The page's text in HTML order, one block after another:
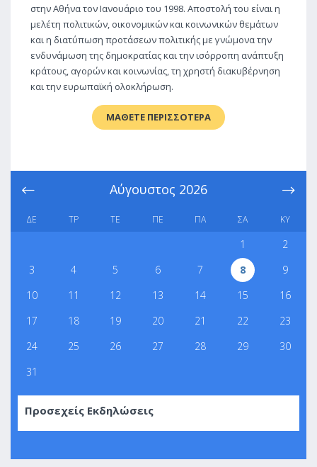
στην Αθήνα τον Ιανουάριο του 1998. Αποστολή του είναι η
μελέτη πολιτικών, οικονομικών και κοινωνικών θεμάτων
και η διατύπωση προτάσεων πολιτικής με γνώμονα την
ενδυνάμωση της δημοκρατίας και την ισόρροπη ανάπτυξη
κράτους, αγορών και κοινωνίας, τη χρηστή διακυβέρνηση
και την ευρωπαϊκή ολοκλήρωση.
ΜΑΘΕΤΕ ΠΕΡΙΣΣΟΤΕΡΑ
Αύγουστος 2026
ΔΕ ΤΡ ΤΕ ΠΕ ΠΑ ΣΑ ΚΥ
1
2
3
4 5 6 7 8
9
10
11 12 13 14 15
16
17
18 19 20 21 22
23
24
25 26 27 28 29
30
31
Προσεχείς Εκδηλώσεις